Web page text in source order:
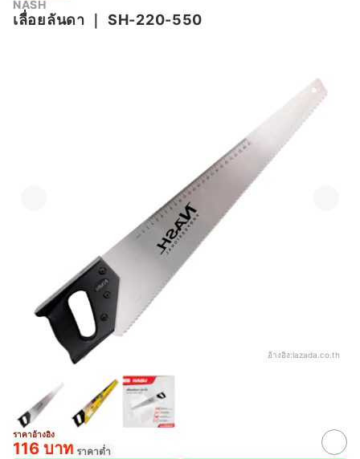
NASH
เลื่อยลันดา SH-220-550
อ้างอิง:lazada.co.th
ราคาอ้างอิง
116 บาท ราคาต่ำ